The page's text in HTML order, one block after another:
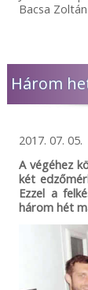
Bacsa
Három
2017. 07. 05.
A végéhez
két
Ezzel a
három hét